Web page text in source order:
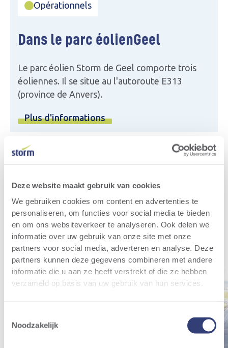
Deze website maakt gebruik van cookies
We gebruiken cookies om content en advertenties te
personaliseren, om functies voor social media te bieden
en om ons websiteverkeer te analyseren. Ook delen we
informatie over uw gebruik van onze site met onze
partners voor social media, adverteren en analyse. Deze
partners kunnen deze gegevens combineren met andere
informatie die u aan ze heeft verstrekt of die ze hebben
verzameld op basis van uw gebruik van hun services.
Noodzakelijk
Opérationnels
Dans le parc éolienGeel
Le parc éolien Storm de Geel comporte trois
éoliennes. Il se situe au l'autoroute E313
(province de Anvers).
Plus d'informations
Toutes les actualités